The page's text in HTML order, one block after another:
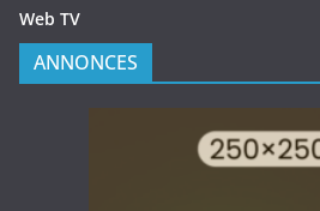
Web TV
ANNONCES